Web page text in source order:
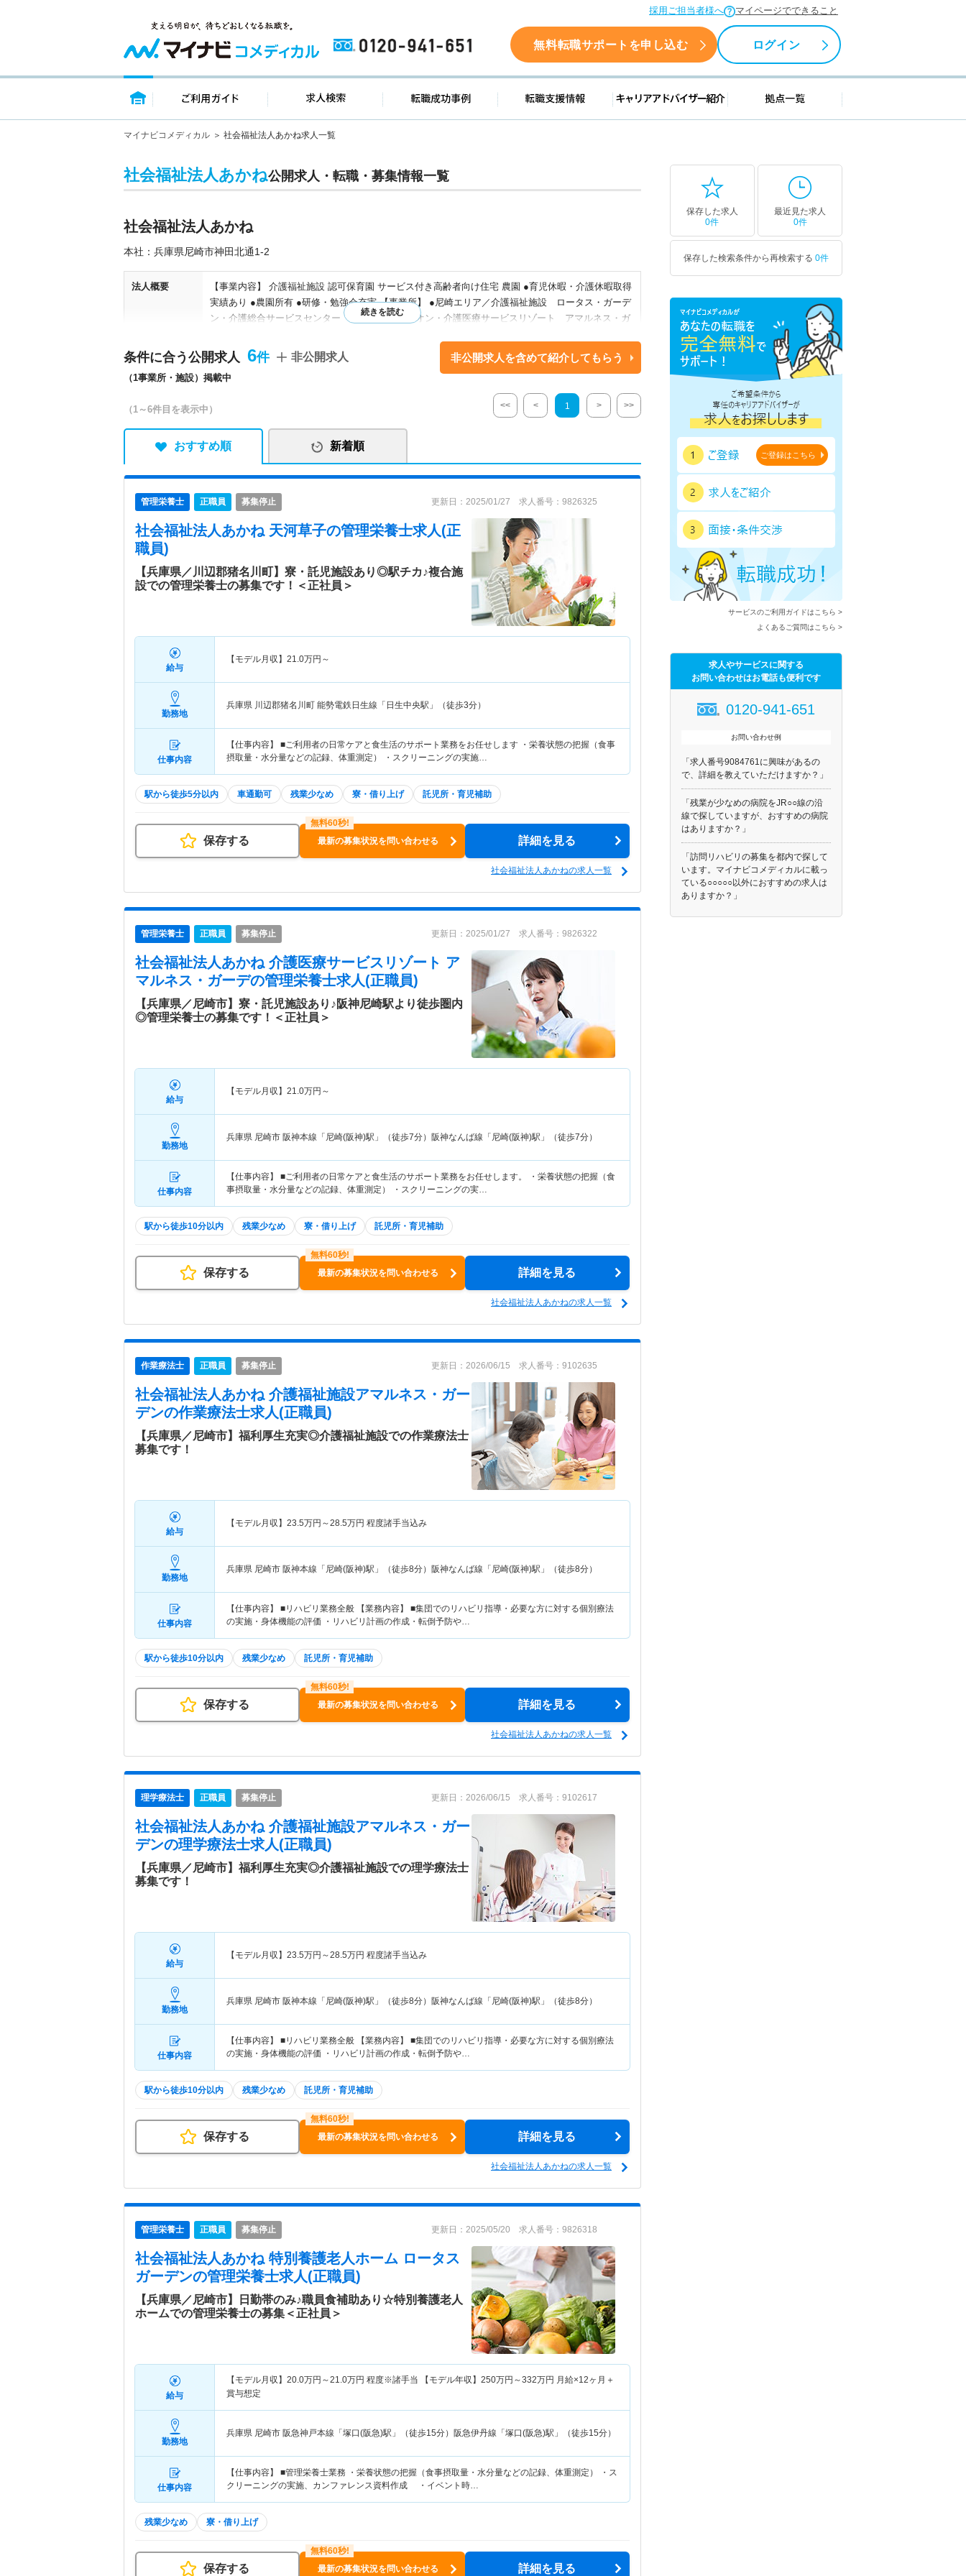
採用ご担当者様へ マイページでできること
0120-941-651 無料転職サポートを申し込む ログイン
トップページ ご利用ガイド 求人検索 転職成功事例 転職支援情報 キャリアアドバイザー紹介 拠点一覧
マイナビコメディカル 社会福祉法人あかね求人一覧
社会福祉法人あかね公開求人・転職・募集情報一覧
社会福祉法人あかね
本社：兵庫県尼崎市神田北通1-2
法人概要
【事業内容】 介護福祉施設 認可保育園 サービス付き高齢者向け住宅 農園 ●育児休暇・介護休暇取得
実績あり ●農園所有 ●研修・勉強会充実 【事業所】 ●尼崎エリア／介護福祉施設 ロータス・ガーデ
ン・介護総合サービスセンター ロータス・オデオン・介護医療サービスリゾート アマルネス・ガ
そうし）・天河草子ショートステイ棟 宙煌（そらきらめき）・認可保育園 星児園 七夕（ほしのこ
えん たなばた）・シニア賃貸マンション ヴィラ櫟（つるばみ） ●姫路エリア／介護福祉施設 銀の
櫂（ぎんのかい）・デイサービスリゾート 杣緑（そまみどり）・温泉施設 天然温泉 杣人の湯
（そまびとのゆ）・シニア賃貸マンション ヴィラ杣扇（そまおうぎ）・シニア賃貸マンション ヴ
ィラ陽の栞（ひのしおり）
法人本部を兵庫県姫路市に置き、高齢者介護事業を中心に、保育所、シニア賃貸マンション等、福祉
運営を行い、新規事業展開も視野にいれた拡大戦略も行っています。 高齢者福祉施設と併設している
保育所では、共にお互いが自然に交流できる環境を作っています。
条件に合う公開求人 6
（1事業所・施設）掲載中
非公開求人 非公開求人を含めて紹介してもらう
（1～6件目を表示中） << < 1 > >>
おすすめ順 新着順
管理栄養士 正職員 募集停止 更新日：2025/01/27 求人番号：9826325
社会福祉法人あかね 天河草子の管理栄養士求人(正
職員)
【兵庫県／川辺郡猪名川町】寮・託児施設あり◎駅チカ♪複合施
設での管理栄養士の募集です！＜正社員＞
給与
【モデル月収】 21.0万円～
勤務地
兵庫県 川辺郡猪名川町 能勢電鉄日生線「日生中央駅」（徒歩3分）
仕事内容
【仕事内容】 ■ご利用者の日常ケアと食生活のサポート業務をお任せします ・栄養状態の把握（食事
摂取量・水分量などの記録、体重測定） ・スクリーニングの実施…
駅から徒歩5分以内 車通勤可 残業少なめ 寮・借り上げ 託児所・育児補助
保存する 最新の募集状況を問い合わせる 詳細を見る
社会福祉法人あかねの求人一覧
管理栄養士 正職員 募集停止 更新日：2025/01/27 求人番号：9826322
社会福祉法人あかね 介護医療サービスリゾート ア
マルネス・ガーデの管理栄養士求人(正職員)
【兵庫県／尼崎市】寮・託児施設あり♪阪神尼崎駅より徒歩圏内
◎管理栄養士の募集です！＜正社員＞
給与
【モデル月収】 21.0万円～
勤務地
兵庫県 尼崎市 阪神本線「尼崎(阪神)駅」（徒歩7分）阪神なんば線「尼崎(阪神)駅」（徒歩7分）
仕事内容
【仕事内容】 ■ご利用者の日常ケアと食生活のサポート業務をお任せします。 ・栄養状態の把握（食
事摂取量・水分量などの記録、体重測定） ・スクリーニングの実…
駅から徒歩10分以内 残業少なめ 寮・借り上げ 託児所・育児補助
保存する 最新の募集状況を問い合わせる 詳細を見る
社会福祉法人あかねの求人一覧
作業療法士 正職員 募集停止 更新日：2026/06/15 求人番号：9102635
社会福祉法人あかね 介護福祉施設アマルネス・ガー
デンの作業療法士求人(正職員)
【兵庫県／尼崎市】福利厚生充実◎介護福祉施設での作業療法士
募集です！
給与
【モデル月収】 23.5万円～28.5万円 程度諸手当込み
勤務地
兵庫県 尼崎市 阪神本線「尼崎(阪神)駅」（徒歩8分）阪神なんば線「尼崎(阪神)駅」（徒歩8分）
仕事内容
【仕事内容】 ■リハビリ業務全般 【業務内容】 ■集団でのリハビリ指導・必要な方に対する個別療法
の実施・身体機能の評価 ・リハビリ計画の作成・転倒予防や…
駅から徒歩10分以内 残業少なめ 託児所・育児補助
保存する 最新の募集状況を問い合わせる 詳細を見る
社会福祉法人あかねの求人一覧
理学療法士 正職員 募集停止 更新日：2026/06/15 求人番号：9102617
社会福祉法人あかね 介護福祉施設アマルネス・ガー
デンの理学療法士求人(正職員)
【兵庫県／尼崎市】福利厚生充実◎介護福祉施設での理学療法士
募集です！
給与
【モデル月収】 23.5万円～28.5万円 程度諸手当込み
勤務地
兵庫県 尼崎市 阪神本線「尼崎(阪神)駅」（徒歩8分）阪神なんば線「尼崎(阪神)駅」（徒歩8分）
仕事内容
【仕事内容】 ■リハビリ業務全般 【業務内容】 ■集団でのリハビリ指導・必要な方に対する個別療法
の実施・身体機能の評価 ・リハビリ計画の作成・転倒予防や…
駅から徒歩10分以内 残業少なめ 託児所・育児補助
保存する 最新の募集状況を問い合わせる 詳細を見る
社会福祉法人あかねの求人一覧
管理栄養士 正職員 募集停止 更新日：2025/05/20 求人番号：9826318
社会福祉法人あかね 特別養護老人ホーム ロータス
ガーデンの管理栄養士求人(正職員)
【兵庫県／尼崎市】日勤帯のみ♪職員食補助あり☆特別養護老人
ホームでの管理栄養士の募集＜正社員＞
給与
【モデル月収】 20.0万円～21.0万円 程度※諸手当 【モデル年収】 250万円～332万円 月給×12ヶ月＋
賞与想定
勤務地
兵庫県 尼崎市 阪急神戸本線「塚口(阪急)駅」（徒歩15分）阪急伊丹線「塚口(阪急)駅」（徒歩15分）
仕事内容
【仕事内容】 ■管理栄養士業務 ・栄養状態の把握（食事摂取量・水分量などの記録、体重測定） ・ス
クリーニングの実施、カンファレンス資料作成 ・イベント時…
残業少なめ 寮・借り上げ
保存する 最新の募集状況を問い合わせる 詳細を見る
保存した求人
0件
最近見た求人
0件
保存した検索条件から再検索する 0件
ご登録はこちら
サービスのご利用ガイドはこちら >
よくあるご質問はこちら >
求人やサービスに関する
お問い合わせはお電話も便利です
0120-941-651
お問い合わせ例
「求人番号9084761に興味があるの
で、詳細を教えていただけますか？」
「残業が少なめの病院をJR○○線の沿
線で探していますが、おすすめの病院
はありますか？」
「訪問リハビリの募集を都内で探して
います。マイナビコメディカルに載っ
ている○○○○○以外におすすめの求人は
ありますか？」